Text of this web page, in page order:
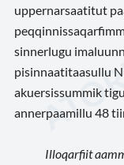
uppernarsaatitut
sinnerlugu
pisinnaatitaasullu
akuersissummik
annerpaamillu 48
Illoqarfiit